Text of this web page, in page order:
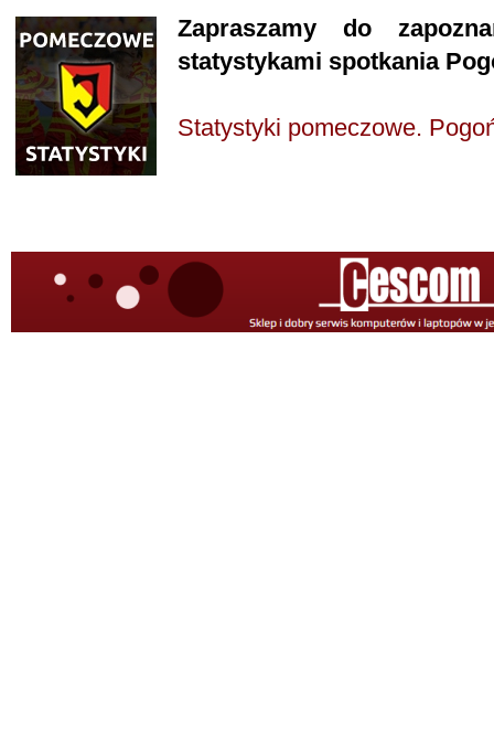
Zapraszamy do
statystykami spotkania
Statystyki pomeczowe.